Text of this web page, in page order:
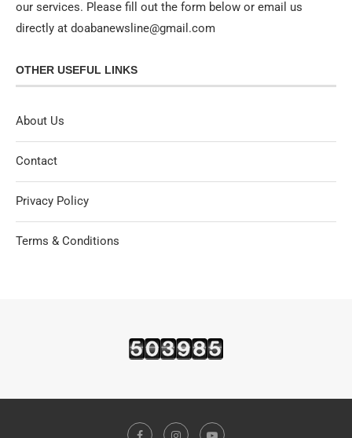
our services. Please fill out the form below or email us
directly at doabanewsline@gmail.com
OTHER USEFUL LINKS
About Us
Contact
Privacy Policy
Terms & Conditions